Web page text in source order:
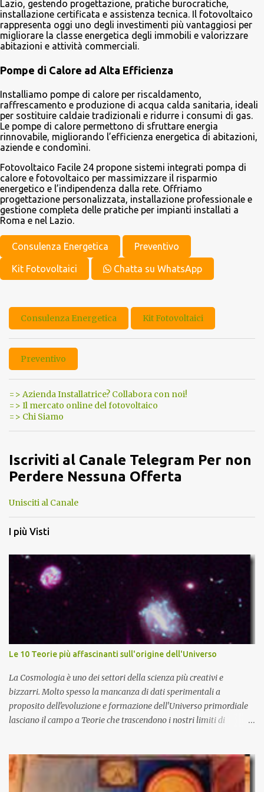
Lazio, gestendo progettazione, pratiche burocratiche,
installazione certificata e assistenza tecnica. Il fotovoltaico
rappresenta oggi uno degli investimenti più vantaggiosi per
migliorare la classe energetica degli immobili e valorizzare
abitazioni e attività commerciali.
Pompe di Calore ad Alta Efficienza
Installiamo pompe di calore per riscaldamento,
raffrescamento e produzione di acqua calda sanitaria, ideali
per sostituire caldaie tradizionali e ridurre i consumi di gas.
Le pompe di calore permettono di sfruttare energia
rinnovabile, migliorando l’efficienza energetica di abitazioni,
aziende e condomìni.
Fotovoltaico Facile 24 propone sistemi integrati pompa di
calore e fotovoltaico per massimizzare il risparmio
energetico e l’indipendenza dalla rete. Offriamo
progettazione personalizzata, installazione professionale e
gestione completa delle pratiche per impianti installati a
Roma e nel Lazio.
Consulenza Energetica Preventivo
Kit Fotovoltaici Chatta su WhatsApp
Consulenza Energetica Kit Fotovoltaici
Preventivo
=> Azienda Installatrice? Collabora con noi!
=> Il mercato online del fotovoltaico
=> Chi Siamo
Iscriviti al Canale Telegram Per non
Perdere Nessuna Offerta
Unisciti al Canale
I più Visti
Le 10 Teorie più affascinanti sull'origine dell'Universo
La Cosmologia è uno dei settori della scienza più creativi e
bizzarri. Molto spesso la mancanza di dati sperimentali a
proposito dell'evoluzione e formazione dell'Universo primordiale
lasciano il campo a Teorie che trascendono i nostri limiti di
più accreditata, il Big-Bang e l'Universo inflazionario, ha dei
paradossi e delle lacune difficilmente sormontabili che sono tali da